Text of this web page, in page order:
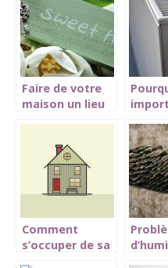
Faire de votre
maison un lieu
Comment
s’occuper de sa